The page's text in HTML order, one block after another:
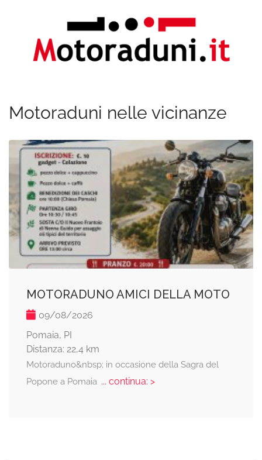
Motoraduni nelle vicinanze
MOTORADUNO AMICI DELLA MOTO
09/08/2026
Pomaia, PI
Distanza: 22,4 km
Motoraduno&nbsp; in occasione della Sagra del
Popone a Pomaia... continua: >